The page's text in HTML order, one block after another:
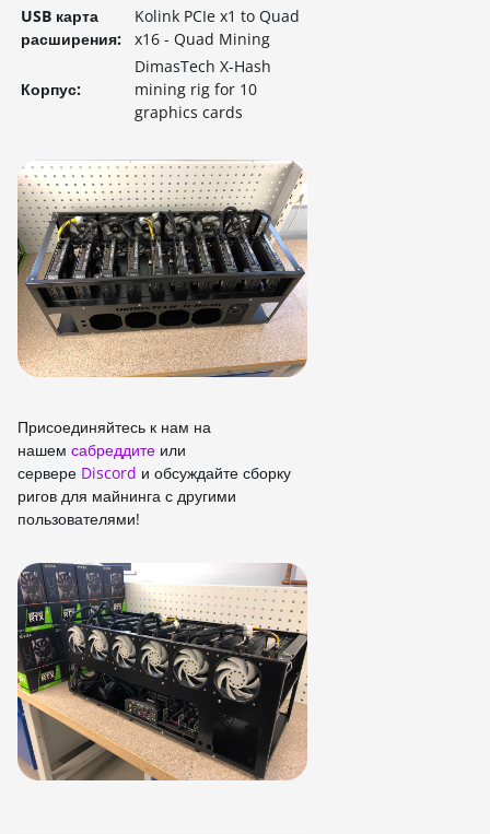
USB карта
расширения:
Kolink PCIe x1 to Quad
x16 - Quad Mining
Корпус:
DimasTech X-Hash
mining rig for 10
graphics cards
Присоединяйтесь к нам на
нашем сабреддите или
сервере Discord и обсуждайте сборку
ригов для майнинга с другими
пользователями!